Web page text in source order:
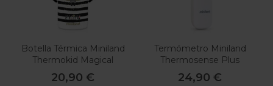
Botella Térmica Miniland
Thermokid Magical
20,90 €
Termómetro Miniland
Thermosense Plus
24,90 €